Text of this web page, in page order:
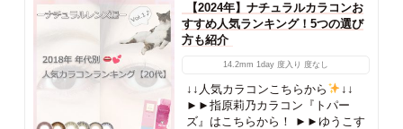
【2024年】ナチュラルカラコンお
すすめ人気ランキング！5つの選び
方も紹介
14.2mm 1day 度入り 度なし
↓↓人気カラコンこちらから
↓↓
►►指原莉乃カラコン『トパー
ズ』はこちらから！ ►►ゆうこす